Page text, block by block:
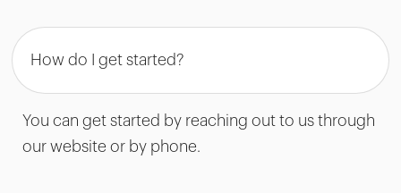
How do I get started?
You can get started by reaching out to us through
our website or by phone.